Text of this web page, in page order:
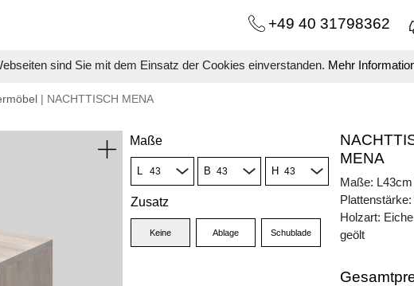
sind Sie mit dem Einsatz der Cookies einverstanden. Mehr
+49 40 31798362
| NACHTTISCH MENA
Maße
L B H
Zusatz
Keine Ablage Schublade
MENA
Maße:
Holzart:
geölt